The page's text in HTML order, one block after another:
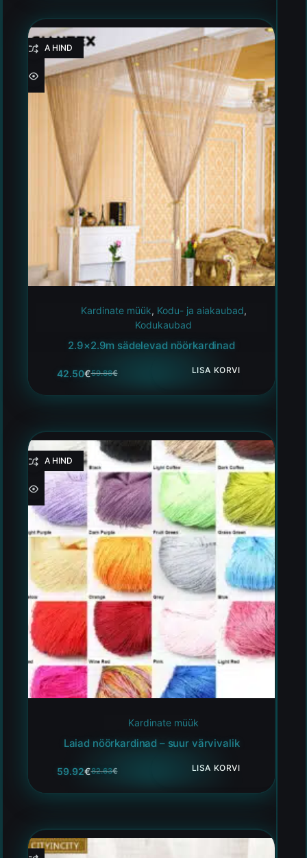
HEA HIND
Kardinate müük, Kodu- ja aiakaubad,
Kodukaubad
2.9×2.9m sädelevad nöörkardinad
59.88€
42.50€ LISA KORVI
HEA HIND
Kardinate müük
Laiad nöörkardinad – suur värvivalik
82.63€
59.92€ LISA KORVI